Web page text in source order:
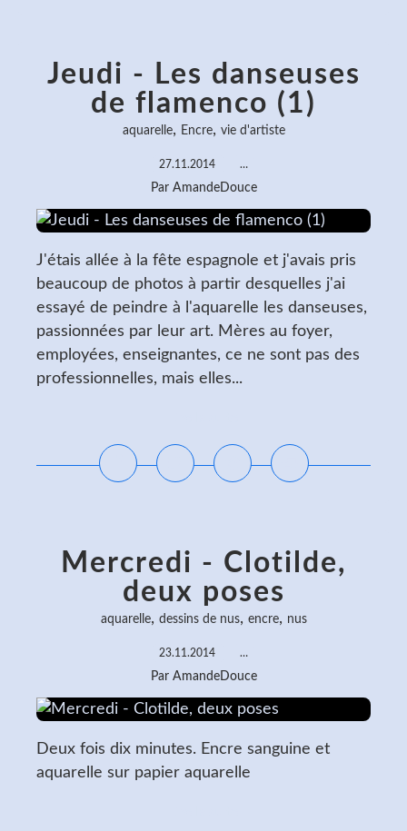
Jeudi - Les danseuses
de flamenco (1)
aquarelle, Encre, vie d'artiste
27.11.2014 …
Par AmandeDouce
J'étais allée à la fête espagnole et j'avais pris
beaucoup de photos à partir desquelles j'ai
essayé de peindre à l'aquarelle les danseuses,
passionnées par leur art. Mères au foyer,
employées, enseignantes, ce ne sont pas des
professionnelles, mais elles...
Mercredi - Clotilde,
deux poses
aquarelle, dessins de nus, encre, nus
23.11.2014 …
Par AmandeDouce
Deux fois dix minutes. Encre sanguine et
aquarelle sur papier aquarelle